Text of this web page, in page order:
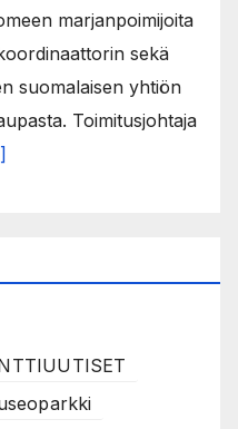
marjanpoimijoita
sekä
suomalaisen yhtiön
Toimitusjohtaja